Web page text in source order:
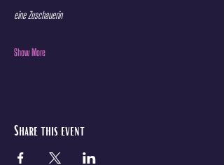
eine Zuschauerin
Show More
Share this event